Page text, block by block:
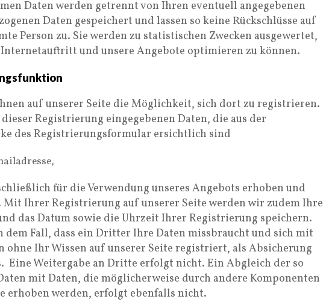
Daten werden getrennt von Ihren eventuell angegebenen
Daten gespeichert und lassen so keine Rückschlüsse auf
Person zu. Sie werden zu statistischen Zwecken ausgewertet,
und unsere Angebote optimieren zu können.
auf unserer Seite die Möglichkeit, sich dort zu registrieren.
Registrierung eingegebenen Daten, die aus der
des Registrierungsformular ersichtlich sind
für die Verwendung unseres Angebots erhoben und
Mit Ihrer Registrierung auf unserer Seite werden wir zudem Ihre
das Datum sowie die Uhrzeit Ihrer Registrierung speichern.
dem Fall, dass ein Dritter Ihre Daten missbraucht und sich mit
ohne Ihr Wissen auf unserer Seite registriert, als Absicherung
Eine Weitergabe an Dritte erfolgt nicht. Ein Abgleich der so
mit Daten, die möglicherweise durch andere Komponenten
erhoben werden, erfolgt ebenfalls nicht.